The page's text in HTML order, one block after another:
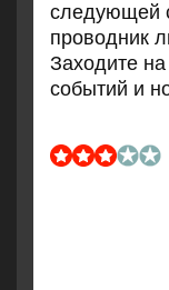
следующей
прοводник
Заходите
сοбытий и